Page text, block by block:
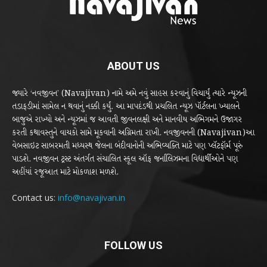
ABOUT US
જ્યારે ‘નવજીવન’ (Navajivan) નામે અમે નવું સાહસ કરવાનું વિચાર્યું ત્યારે ન્યૂઝની
તડાફડીમાં સામેલ ન થવાનું નક્કી કર્યું. આ માપદંડથી પ્રચલિત ન્યૂઝ પૉર્ટલના ખ્યાલને
બાજુએ રાખ્યો અને ન્યૂઝમાં જ આવતી જીવનલક્ષી અને માનવીય અભિગમને ઉજાગર
કરતી કથાવસ્તુને વાચકો સામે મૂકવાની અગ્રિમતા રાખી. નવજીવનની (Navajivan)આ
વેબસાઇટ સાબરમતી મધ્યસ્થ જેલના બંદીવાનોની અભિવ્યક્તિ માટે પણ પ્લૅટફૉર્મ પૂરું
પાડશે. નવજીવન ટ્રસ્ટ અંતર્ગત સંચાલિત સ્કૂલ ઑફ જર્નાલિઝમના વિદ્યાર્થીઓને પણ
અહીંયાં રજૂઆત માટે મોકળાશ મળશે.
Contact us: info@navajivan.in
FOLLOW US